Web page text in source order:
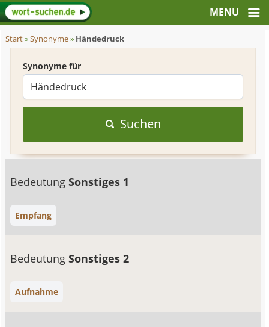
Start»Synonyme» Händedruck
Synonyme für
Suchen
BedeutungSonstiges 1
Empfang
BedeutungSonstiges 2
Aufnahme